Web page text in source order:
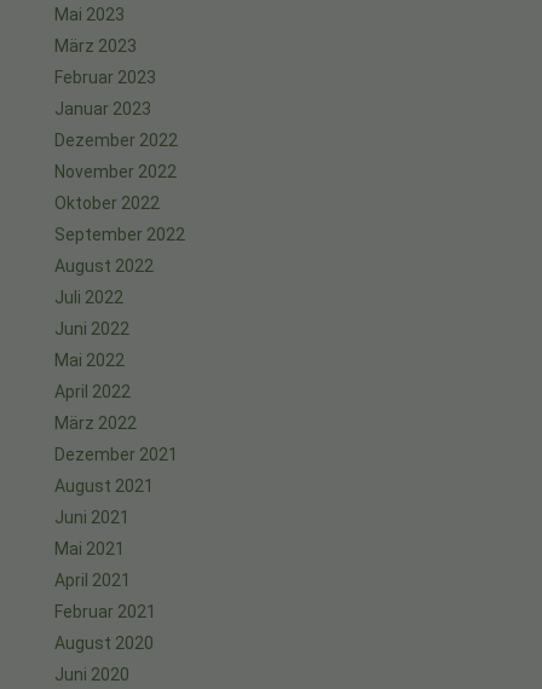
Mai 2023
März 2023
Februar 2023
Januar 2023
Dezember 2022
November 2022
Oktober 2022
September 2022
August 2022
Juli 2022
Juni 2022
Mai 2022
April 2022
März 2022
Dezember 2021
August 2021
Juni 2021
Mai 2021
April 2021
Februar 2021
August 2020
Juni 2020